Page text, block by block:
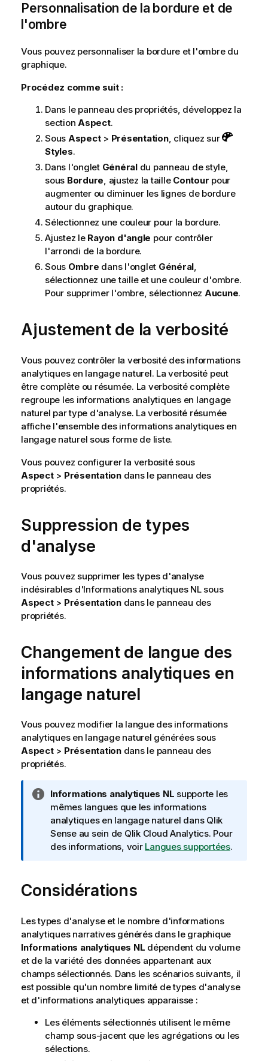
Personnalisation de la bordure et de
l'ombre
Vous pouvez personnaliser la bordure et l'ombre du
graphique.
Procédez comme suit :
Dans le panneau des propriétés, développez la
section Aspect.
Sous Aspect> Présentation, cliquez sur
Styles.
Dans l'onglet Généraldu panneau de style,
sous Bordure, ajustez la taille Contour pour
augmenter ou diminuer les lignes de bordure
autour du graphique.
Sélectionnez une couleur pour la bordure.
Ajustez le Rayon d'angle pour contrôler
l'arrondi de la bordure.
Sous Ombre dans l'onglet Général,
sélectionnez une taille et une couleur d'ombre.
Pour supprimer l'ombre, sélectionnez Aucune.
Ajustement de la verbosité
Vous pouvez contrôler la verbosité des informations
analytiques en langage naturel. La verbosité peut
être complète ou résumée. La verbosité complète
regroupe les informations analytiques en langage
naturel par type d'analyse. La verbosité résumée
affiche l'ensemble des informations analytiques en
langage naturel sous forme de liste.
Vous pouvez configurer la verbosité sous
Aspect> Présentationdans le panneau des
propriétés.
Suppression de types
d'analyse
Vous pouvez supprimer les types d'analyse
indésirables d'Informations analytiques NL sous
Aspect> Présentationdans le panneau des
propriétés.
Changement de langue des
informations analytiques en
langage naturel
Vous pouvez modifier la langue des informations
analytiques en langage naturel générées sous
Aspect> Présentationdans le panneau des
propriétés.
N
o
t
e
I
o
r
a
t
i
o
n
s
Informations analytiques NL supporte les
mêmes langues que les informations
analytiques en langage naturel dans Qlik
Senseau sein de Qlik Cloud Analytics. Pour
des informations, voir Langues supportées.
Considérations
Les types d'analyse et le nombre d'informations
analytiques narratives générés dans le graphique
Informations analytiques NL dépendent du volume
et de la variété des données appartenant aux
champs sélectionnés. Dans les scénarios suivants, il
est possible qu'un nombre limité de types d'analyse
et d'informations analytiques apparaisse :
Les éléments sélectionnés utilisent le même
champ sous-jacent que les agrégations ou les
sélections.